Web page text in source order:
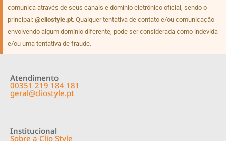
comunica através de seus canais e domínio eletrônico oficial, sendo o
principal: @cliostyle.pt. Qualquer tentativa de contato e/ou comunicação
envolvendo algum domínio diferente, pode ser considerada como indevida
e/ou uma tentativa de fraude.
Atendimento
00351 219 184 181
geral@cliostyle.pt
Institucional
Sobre a Clio Style